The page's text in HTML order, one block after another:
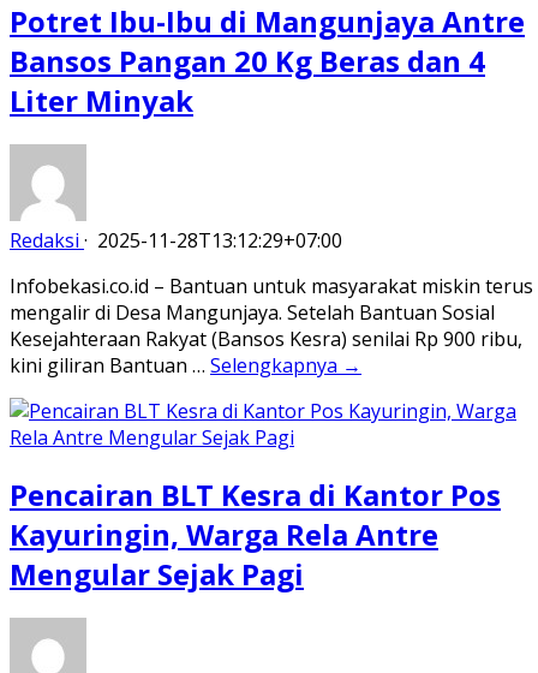
Potret Ibu-Ibu di Mangunjaya Antre
Bansos Pangan 20 Kg Beras dan 4
Liter Minyak
Redaksi · 2025-11-28T13:12:29+07:00
Infobekasi.co.id – Bantuan untuk masyarakat miskin terus
mengalir di Desa Mangunjaya. Setelah Bantuan Sosial
Kesejahteraan Rakyat (Bansos Kesra) senilai Rp 900 ribu,
kini giliran Bantuan … Selengkapnya →
Pencairan BLT Kesra di Kantor Pos
Kayuringin, Warga Rela Antre
Mengular Sejak Pagi